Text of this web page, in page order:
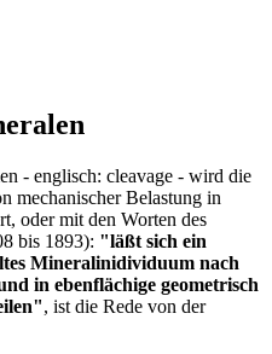
- englisch: cleavage - wird die
mechanischer Belastung in
oder mit den Worten des
bis 1893): "läßt sich ein
Mineralinidividuum nach
in ebenflächige geometrisch
, ist die Rede von der